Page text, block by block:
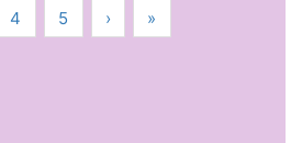
4 5 › »